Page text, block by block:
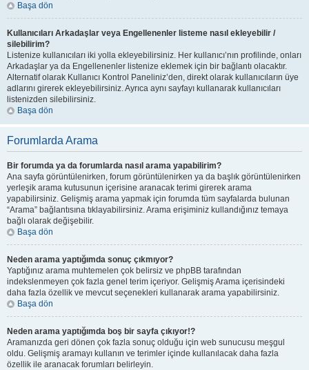
Başa dön
Kullanıcıları Arkadaşlar veya Engellenenler listeme nasıl ekleyebilir /
silebilirim?
Listenize kullanıcıları iki yolla ekleyebilirsiniz. Her kullanıcı’nın profilinde, onları
Arkadaşlar ya da Engellenenler listenize eklemek için bir bağlantı olacaktır.
Alternatif olarak Kullanıcı Kontrol Paneliniz’den, direkt olarak kullanıcıların üye
adlarını girerek ekleyebilirsiniz. Ayrıca aynı sayfayı kullanarak kullanıcıları
listenizden silebilirsiniz.
Başa dön
Forumlarda Arama
Bir forumda ya da forumlarda nasıl arama yapabilirim?
Ana sayfa görüntülenirken, forum görüntülenirken ya da başlık görüntülenirken
yerleşik arama kutusunun içerisine aranacak terimi girerek arama
yapabilirsiniz. Gelişmiş arama yapmak için forumda tüm sayfalarda bulunan
“Arama” bağlantısına tıklayabilirsiniz. Arama erişiminiz kullandığınız temaya
bağlı olarak değişebilir.
Başa dön
Neden arama yaptığımda sonuç çıkmıyor?
Yaptığınız arama muhtemelen çok belirsiz ve phpBB tarafından
indekslenmeyen çok fazla genel terim içeriyor. Gelişmiş Arama içerisindeki
daha fazla özellik ve mevcut seçenekleri kullanarak arama yapabilirsiniz.
Başa dön
Neden arama yaptığımda boş bir sayfa çıkıyor!?
Aramanızda geri dönen çok fazla sonuç olduğu için web sunucusu meşgul
oldu. Gelişmiş aramayı kullanın ve terimler içinde kullanılacak daha fazla
özellik ile aranacak forumları belirleyin.